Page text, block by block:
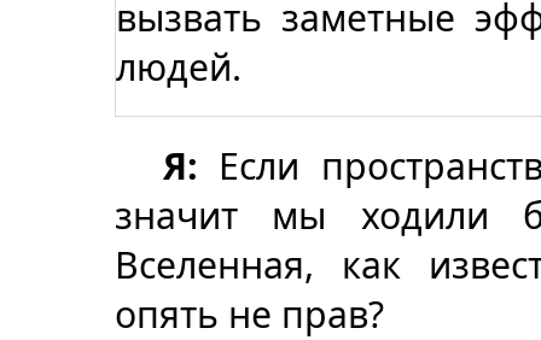
вызвать заметные
людей.
Я: Если
значит мы ходили
Вселенная, как
опять не прав?